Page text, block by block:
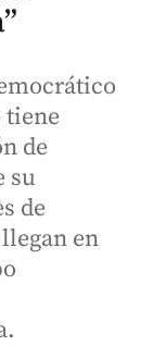
tiene
de
su
de
en